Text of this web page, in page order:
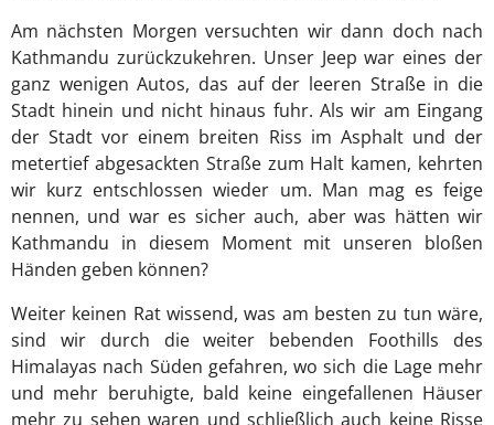
Am nächsten Morgen versuchten wir dann doch nach
Kathmandu zurückzukehren. Unser Jeep war eines der
ganz wenigen Autos, das auf der leeren Straße in die
Stadt hinein und nicht hinaus fuhr. Als wir am Eingang
der Stadt vor einem breiten Riss im Asphalt und der
metertief abgesackten Straße zum Halt kamen, kehrten
wir kurz entschlossen wieder um. Man mag es feige
nennen, und war es sicher auch, aber was hätten wir
Kathmandu in diesem Moment mit unseren bloßen
Händen geben können?
Weiter keinen Rat wissend, was am besten zu tun wäre,
sind wir durch die weiter bebenden Foothills des
Himalayas nach Süden gefahren, wo sich die Lage mehr
und mehr beruhigte, bald keine eingefallenen Häuser
mehr zu sehen waren und schließlich auch keine Risse